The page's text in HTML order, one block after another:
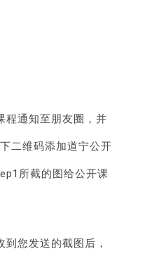
程通知至朋友圈，并
二维码添加道宁公开
所截的图给公开课
您发送的截图后，